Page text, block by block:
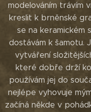
modelováním trávím
kreslit k brněnské
se na keramickém
dostávám k šamotu.
vytváření
které dobře drží
používám jej do
nejlépe vyhovuje
začíná někde v